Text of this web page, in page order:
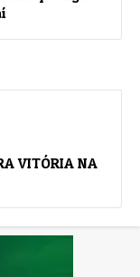
VITÓRIA NA